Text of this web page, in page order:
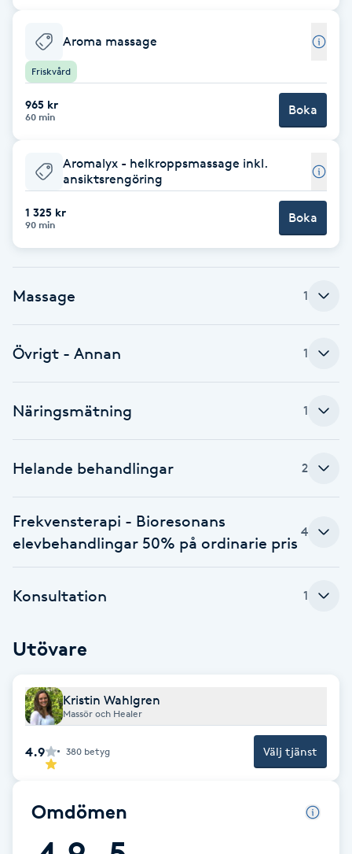
Enzympeeling
Extensions
Extensions borttagning
Eyeliner-tatuering
Face framing
Faceliftmassage
Fet hårbotten
Fibromassage
Fotmassage
Fotsvamp
Fransar
Fransborttagning
Fransfärgning
Fransförlängning Megavolym
Aroma massage
Friskvård
965 kr
60 min Boka
Aromalyx - helkroppsmassage inkl.
ansiktsrengöring
1 325 kr
90 min Boka
Massage 1
Övrigt - Annan 1
Näringsmätning 1
Helande behandlingar 2
Frekvensterapi - Bioresonans
elevbehandlingar 50% på ordinarie pris
4
Konsultation 1
Utövare
Kristin Wahlgren
Massör och Healer
4.9 380 betyg Välj tjänst
Omdömen